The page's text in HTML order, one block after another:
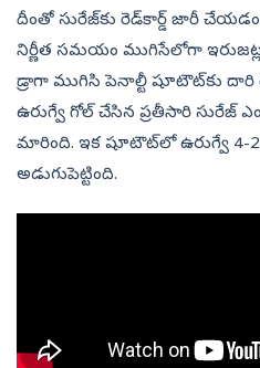
దీంతో సురేజ్‌కు రెడ్‌కార్డ్‌ జారీ
నిర్ణీత సమయం ముగిసేలోగా
డ్రాగా ముగిసి పెనాల్టీ షూటౌట్‌కు
ఉరుగ్వే గోల్‌ చేసిన ప్రతీసారి
మారింది. ఇక షూటౌట్‌లో ఉరుగ్వే
అడుగుపెట్టింది.